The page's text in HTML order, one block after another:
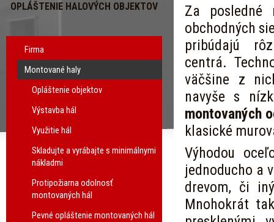
OPLÁŠTENIE HALOVÝCH OBJEKTOV
Firma
Montované haly
Opláštenie objektov
Výstavba hál
Využitie hál
Skladujte a vyrábajte s minimálnymi
nákladmi
Protipožiarna odolnosť
montovaných hál
Pevné opláštenie montovaných hál
Za posledné
obchodných
pribúdajú
centrá.
väčšine z
navyše s
montovaných
klasické
Výhodou
jednoducho a
drevom, či
Mnohokrát